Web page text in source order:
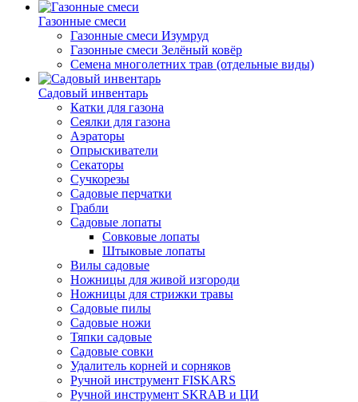
Газонные смеси
Газонные смеси Изумруд
Газонные смеси Зелёный ковёр
Семена многолетних трав (отдельные виды)
Садовый инвентарь
Катки для газона
Сеялки для газона
Аэраторы
Опрыскиватели
Секаторы
Сучкорезы
Садовые перчатки
Грабли
Садовые лопаты
Совковые лопаты
Штыковые лопаты
Вилы садовые
Ножницы для живой изгороди
Ножницы для стрижки травы
Садовые пилы
Садовые ножи
Тяпки садовые
Садовые совки
Удалитель корней и сорняков
Ручной инструмент FISKARS
Ручной инструмент SKRAB и ЦИ